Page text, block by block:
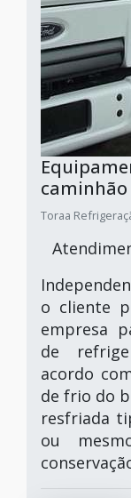
caminhão
Toraa
o cliente
empresa
de
acordo
de frio do
resfriada
ou